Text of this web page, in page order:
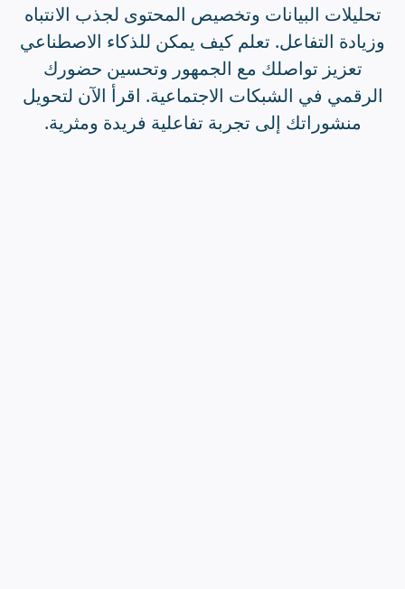
تحليلات البيانات وتخصيص المحتوى لجذب الانتباه
وزيادة التفاعل. تعلم كيف يمكن للذكاء الاصطناعي
تعزيز تواصلك مع الجمهور وتحسين حضورك
الرقمي في الشبكات الاجتماعية. اقرأ الآن لتحويل
منشوراتك إلى تجربة تفاعلية فريدة ومثرية.